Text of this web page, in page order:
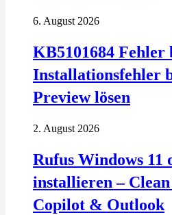
6. August 2026
KB5101684 Fehler
Installationsfehler
Preview lösen
2. August 2026
Rufus Windows 11
installieren –
Copilot & Outlook